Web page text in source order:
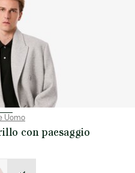
Uomo
con paesaggio